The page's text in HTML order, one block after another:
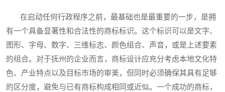
在启动任何行政程序之前，最基础也是最重要的一步，是拥
有一个具备显著性和合法性的商标标识。这个标识可以是文字、
图形、字母、数字、三维标志、颜色组合、声音，或是上述要素
的组合。对于抚州的企业而言，商标设计应充分考虑本地文化特
色、产业特点以及目标市场的审美，但同时必须确保其具有足够
的区分度，避免与已有商标构成相同或近似。一个成功的商标，